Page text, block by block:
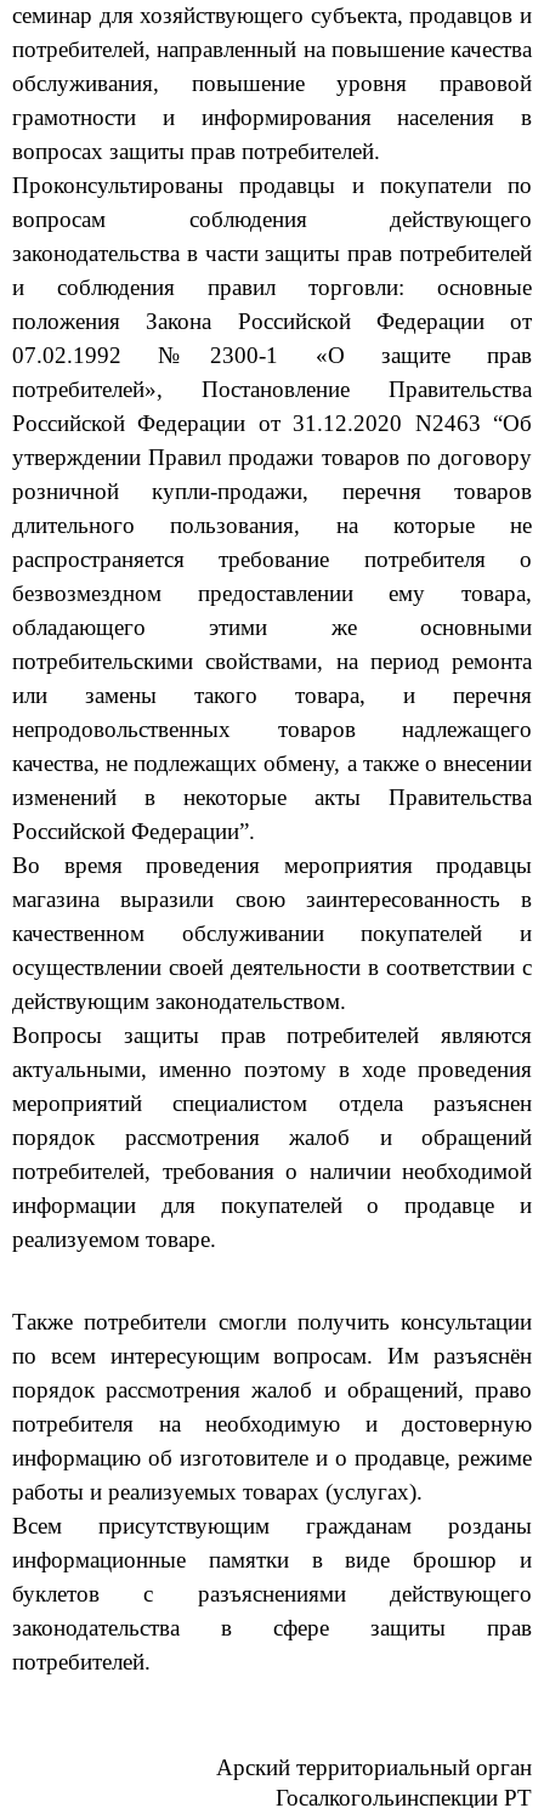
потребителей, направленный на повышение качества
обслуживания, повышение уровня правовой
грамотности и информирования населения в
вопросах защиты прав потребителей.
Проконсультированы продавцы и покупатели по
вопросам соблюдения действующего
законодательства в части защиты прав потребителей
и соблюдения правил торговли: основные
положения Закона Российской Федерации от
07.02.1992 №2300-1 «О защите прав
потребителей», Постановление Правительства
Российской Федерации от 31.12.2020 N2463 “Об
утверждении Правил продажи товаров по договору
розничной купли-продажи, перечня товаров
длительного пользования, на которые не
распространяется требование потребителя о
безвозмездном предоставлении ему товара,
обладающего этими же основными
потребительскими свойствами, на период ремонта
или замены такого товара, и перечня
непродовольственных товаров надлежащего
качества, не подлежащих обмену, а также о внесении
изменений в некоторые акты Правительства
Российской Федерации”.
Во время проведения мероприятия продавцы
магазина выразили свою заинтересованность в
качественном обслуживании покупателей и
осуществлении своей деятельности в соответствии с
действующим законодательством.
Вопросы защиты прав потребителей являются
актуальными, именно поэтому в ходе проведения
мероприятий специалистом отдела разъяснен
порядок рассмотрения жалоб и обращений
потребителей, требования о наличии необходимой
информации для покупателей о продавце и
реализуемом товаре.
по всем интересующим вопросам. Им разъяснён
порядок рассмотрения жалоб и обращений, право
потребителя на необходимую и достоверную
информацию об изготовителе и о продавце, режиме
работы и реализуемых товарах (услугах).
Всем присутствующим гражданам розданы
информационные памятки в виде брошюр и
буклетов с разъяснениями действующего
законодательства в сфере защиты прав
потребителей.
Госалкогольинспекции РТ